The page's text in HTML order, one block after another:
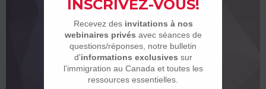
thegreatescape
Habitués